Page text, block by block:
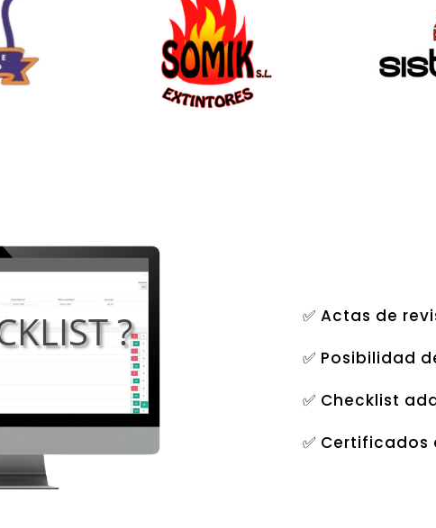
?
✅ Actas de
✅ Posibilidad
✅ Checklist
✅ Certificados